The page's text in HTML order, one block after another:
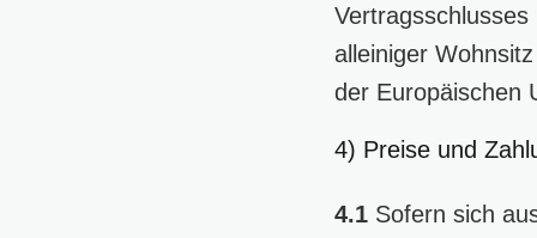
alleiniger
der Europäischen
4) Preise und
4.1Sofern sich